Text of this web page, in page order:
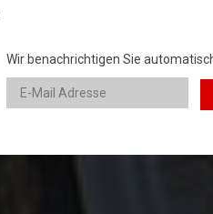
Wir benachrichtigen Sie